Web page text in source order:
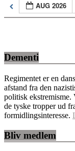
AUG 2026
Dementi
Regimentet er en
afstand fra den
politisk
de tyske tropper ud
formidlingsinteresse.
Bliv medlem